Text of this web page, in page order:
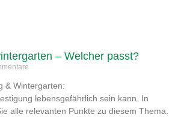
– Welcher passt?
& Wintergarten:
lebensgefährlich sein kann. In
alle relevanten Punkte zu diesem Thema.